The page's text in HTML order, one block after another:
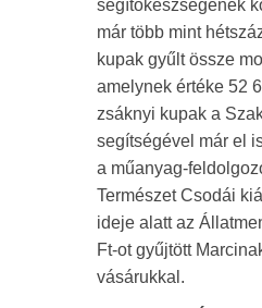
segítőkészségének
már több mint
kupak gyűlt össze
amelynek értéke 52
zsáknyi kupak a
segítségével már el
a műanyag-
Természet Csodái
ideje alatt az
Ft-ot gyűjtött
vásárukkal.